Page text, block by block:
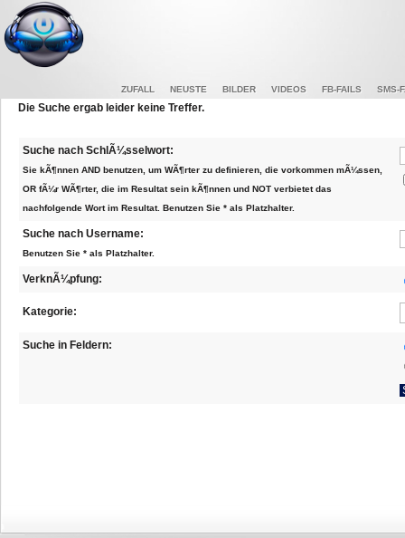
ZUFALL NEUSTE BILDER VIDEOS FB-FAILS SMS-
Die Suche ergab leider keine Treffer.
Suche nach SchlÃ¼sselwort:
Sie kÃ¶nnen AND benutzen, um WÃ¶rter zu definieren, die vorkommen mÃ¼ssen,
OR fÃ¼r WÃ¶rter, die im Resultat sein kÃ¶nnen und NOT verbietet das
nachfolgende Wort im Resultat. Benutzen Sie * als Platzhalter.
Suche nach Username:
Benutzen Sie * als Platzhalter.
VerknÃ¼pfung:
Kategorie:
Suche in Feldern: